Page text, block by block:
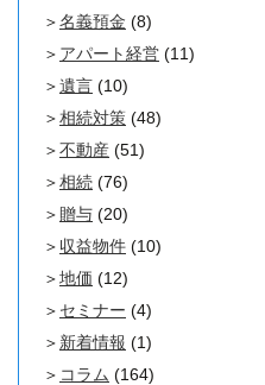
名義預金 (8)
アパート経営 (11)
遺言 (10)
相続対策 (48)
不動産 (51)
相続 (76)
贈与 (20)
収益物件 (10)
地価 (12)
セミナー (4)
新着情報 (1)
コラム (164)